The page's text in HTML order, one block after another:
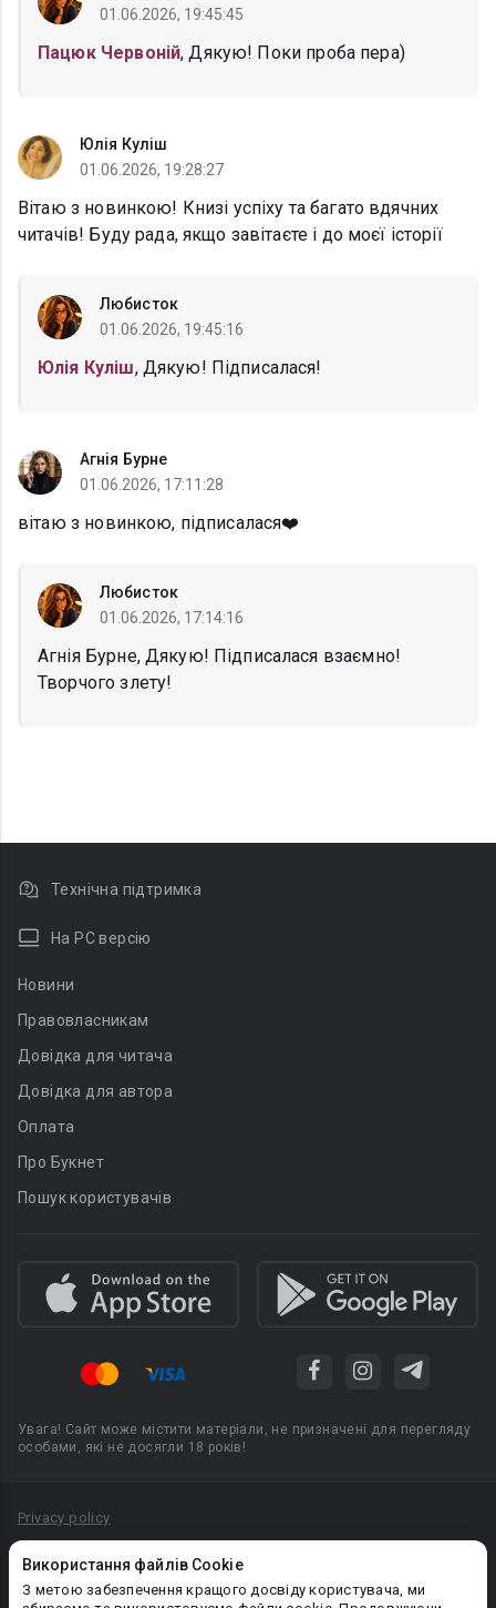
01.06.2026, 19:45:45
Пацюк Червоній, Дякую! Поки проба пера)
Юлія Куліш
01.06.2026, 19:28:27
Вітаю з новинкою! Книзі успіху та багато вдячних
читачів! Буду рада, якщо завітаєте і до моєї історії
Любисток
01.06.2026, 19:45:16
Юлія Куліш, Дякую! Підписалася!
Агнія Бурне
01.06.2026, 17:11:28
вітаю з новинкою, підписалася❤️
Любисток
01.06.2026, 17:14:16
Агнія Бурне, Дякую! Підписалася взаємно!
Творчого злету!
Використання файлів Cookie
З метою забезпечення кращого досвіду користувача, ми
Технічна підтримка
На PC версію
Новини
Правовласникам
Довідка для читача
Довідка для автора
Оплата
Про Букнет
Пошук користувачів
Увага! Сайт може містити матеріали, не призначені для перегляду
особами, які не досягли 18 років!
Privacy policy
Політика конфіденційності